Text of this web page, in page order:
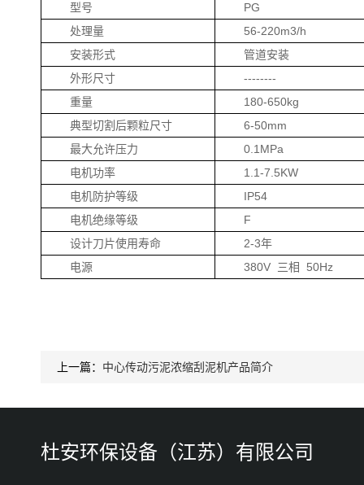
型号
PG
处理量
56-220m3/h
安装形式
管道安装
外形尺寸
--------
重量
180-650kg
典型切割后颗粒尺寸
6-50mm
最大允许压力
0.1MPa
电机功率
1.1-7.5KW
电机防护等级
IP54
电机绝缘等级
F
设计刀片使用寿命
2-3年
电源
380V 三相 50Hz
上一篇： 中心传动污泥浓缩刮泥机产品简介
杜安环保设备（江苏）有限公司